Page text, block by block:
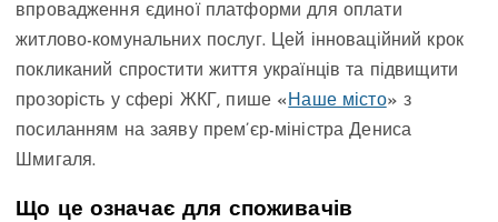
впровадження єдиної платформи для оплати
житлово-комунальних послуг. Цей інноваційний крок
покликаний спростити життя українців та підвищити
прозорість у сфері ЖКГ, пише « Наше місто» з
посиланням на заяву прем’єр-міністра Дениса
Шмигаля.
Що це означає для споживачів